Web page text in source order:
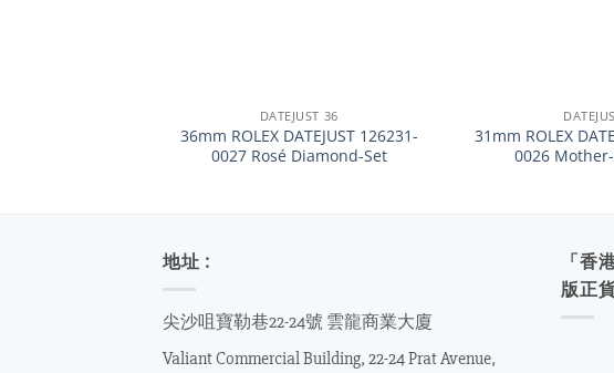
DATEJUST 36
36mm ROLEX DATEJUST 126231-
0027 Rosé Diamond-Set
31mm ROLEX
0026
地址 :
尖沙咀寶勒巷22-24號 雲龍商業大廈
Valiant Commercial Building, 22-24 Prat Avenue,
「香
版正